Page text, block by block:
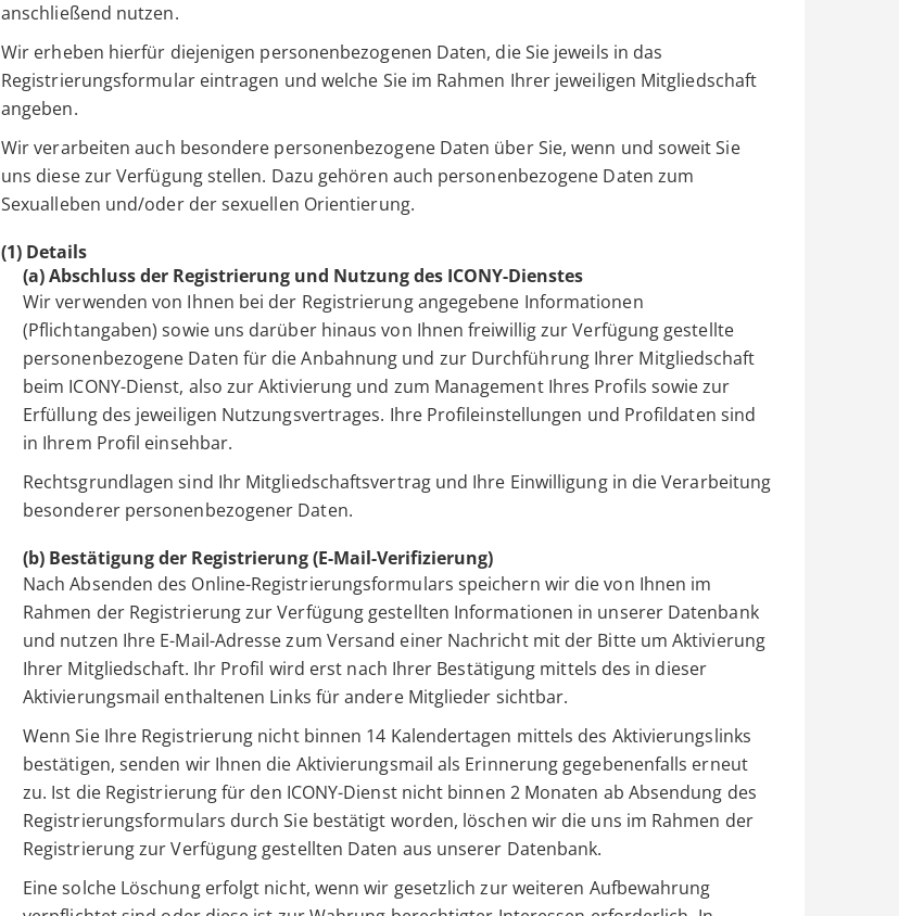
anschließend nutzen.
Wir erheben hierfür diejenigen personenbezogenen Daten, die Sie jeweils in das
Registrierungsformular eintragen und welche Sie im Rahmen Ihrer jeweiligen Mitgliedschaft
angeben.
Wir verarbeiten auch besondere personenbezogene Daten über Sie, wenn und soweit Sie
uns diese zur Verfügung stellen. Dazu gehören auch personenbezogene Daten zum
Sexualleben und/oder der sexuellen Orientierung.
(1) Details
(a) Abschluss der Registrierung und Nutzung des ICONY-Dienstes
Wir verwenden von Ihnen bei der Registrierung angegebene Informationen
(Pflichtangaben) sowie uns darüber hinaus von Ihnen freiwillig zur Verfügung gestellte
personenbezogene Daten für die Anbahnung und zur Durchführung Ihrer Mitgliedschaft
beim ICONY-Dienst, also zur Aktivierung und zum Management Ihres Profils sowie zur
Erfüllung des jeweiligen Nutzungsvertrages. Ihre Profileinstellungen und Profildaten sind
in Ihrem Profil einsehbar.
Rechtsgrundlagen sind Ihr Mitgliedschaftsvertrag und Ihre Einwilligung in die Verarbeitung
besonderer personenbezogener Daten.
(b) Bestätigung der Registrierung (E-Mail-Verifizierung)
Nach Absenden des Online-Registrierungsformulars speichern wir die von Ihnen im
Rahmen der Registrierung zur Verfügung gestellten Informationen in unserer Datenbank
und nutzen Ihre E-Mail-Adresse zum Versand einer Nachricht mit der Bitte um Aktivierung
Ihrer Mitgliedschaft. Ihr Profil wird erst nach Ihrer Bestätigung mittels des in dieser
Aktivierungsmail enthaltenen Links für andere Mitglieder sichtbar.
Wenn Sie Ihre Registrierung nicht binnen 14 Kalendertagen mittels des Aktivierungslinks
bestätigen, senden wir Ihnen die Aktivierungsmail als Erinnerung gegebenenfalls erneut
zu. Ist die Registrierung für den ICONY-Dienst nicht binnen 2 Monaten ab Absendung des
Registrierungsformulars durch Sie bestätigt worden, löschen wir die uns im Rahmen der
Registrierung zur Verfügung gestellten Daten aus unserer Datenbank.
Eine solche Löschung erfolgt nicht, wenn wir gesetzlich zur weiteren Aufbewahrung